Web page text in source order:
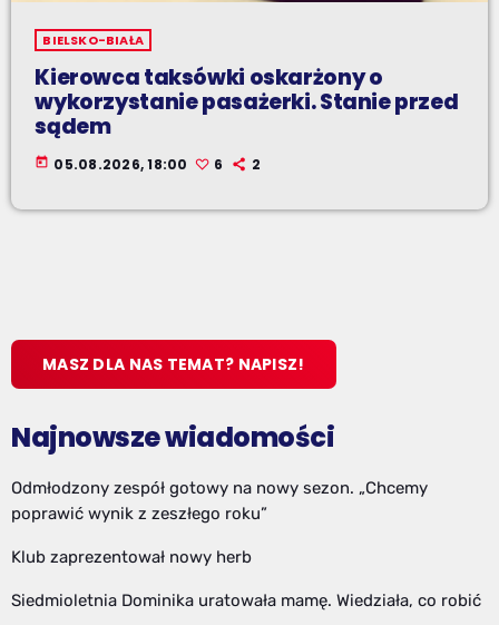
BIELSKO-BIAŁA
Kierowca taksówki oskarżony o
wykorzystanie pasażerki. Stanie przed
sądem
today 05.08.2026, 18:00 6 2
MASZ DLA NAS TEMAT? NAPISZ!
Najnowsze wiadomości
Odmłodzony zespół gotowy na nowy sezon. „Chcemy
poprawić wynik z zeszłego roku”
Klub zaprezentował nowy herb
Siedmioletnia Dominika uratowała mamę. Wiedziała, co robić